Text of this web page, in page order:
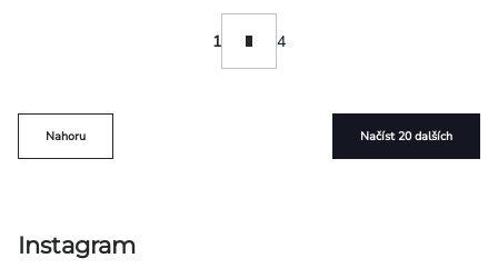
Načíst 20 dalších
1 4
Nahoru
Instagram